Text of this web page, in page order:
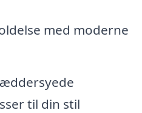
med moderne
til din stil